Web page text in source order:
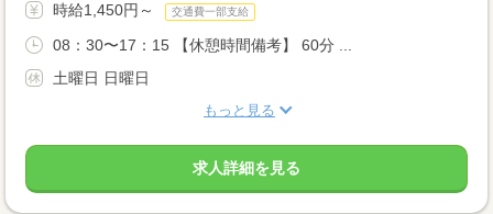
時給1,450円～ 交通費一部支給
08：30〜17：15 【休憩時間備考】 60分 ...
土曜日 日曜日
もっと見る
求人詳細を見る